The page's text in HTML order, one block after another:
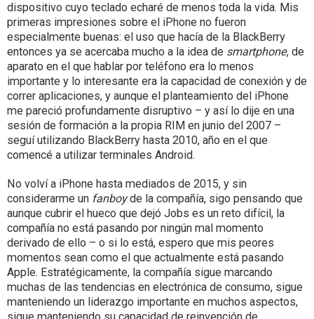
dispositivo cuyo teclado echaré de menos toda la vida. Mis
primeras impresiones sobre el iPhone no fueron
especialmente buenas: el uso que hacía de la BlackBerry
entonces ya se acercaba mucho a la idea de smartphone, de
aparato en el que hablar por teléfono era lo menos
importante y lo interesante era la capacidad de conexión y de
correr aplicaciones, y aunque el planteamiento del iPhone
me pareció profundamente disruptivo – y así lo dije en una
sesión de formación a la propia RIM en junio del 2007 –
seguí utilizando BlackBerry hasta 2010, año en el que
comencé a utilizar terminales Android.
No volví a iPhone hasta mediados de 2015, y sin
considerarme un fanboyde la compañía, sigo pensando que
aunque cubrir el hueco que dejó Jobs es un reto difícil, la
compañía no está pasando por ningún mal momento
derivado de ello – o si lo está, espero que mis peores
momentos sean como el que actualmente está pasando
Apple. Estratégicamente, la compañía sigue marcando
muchas de las tendencias en electrónica de consumo, sigue
manteniendo un liderazgo importante en muchos aspectos,